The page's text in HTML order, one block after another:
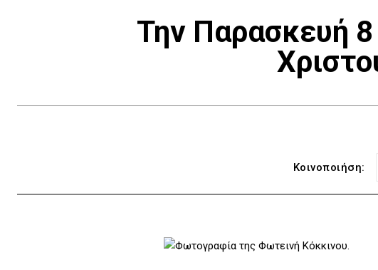
Την Παρασκευή
Κοινοποιήση: